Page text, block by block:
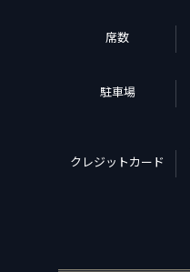
席数
駐車場
クレジットカード